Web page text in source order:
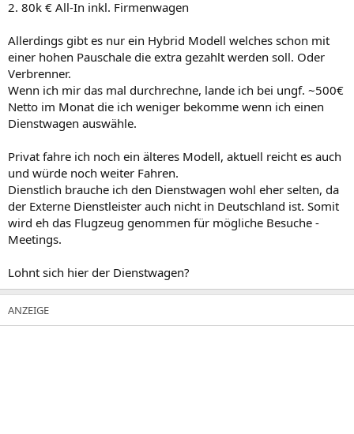
2. 80k € All-In inkl. Firmenwagen
Allerdings gibt es nur ein Hybrid Modell welches schon mit
einer hohen Pauschale die extra gezahlt werden soll. Oder
Verbrenner.
Wenn ich mir das mal durchrechne, lande ich bei ungf. ~500€
Netto im Monat die ich weniger bekomme wenn ich einen
Dienstwagen auswähle.
Privat fahre ich noch ein älteres Modell, aktuell reicht es auch
und würde noch weiter Fahren.
Dienstlich brauche ich den Dienstwagen wohl eher selten, da
der Externe Dienstleister auch nicht in Deutschland ist. Somit
wird eh das Flugzeug genommen für mögliche Besuche -
Meetings.
Lohnt sich hier der Dienstwagen?